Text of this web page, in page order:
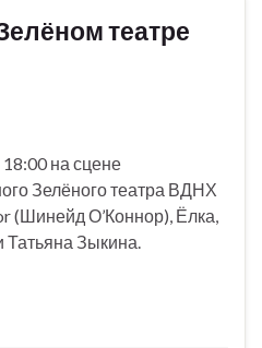
театре
18:00 на сцене
Зелёного театра ВДНХ
(Шинейд О’Коннор), Ёлка,
Татьяна Зыкина.